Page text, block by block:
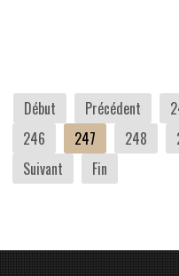
Début Précédent
246
247 248
Suivant
Fin